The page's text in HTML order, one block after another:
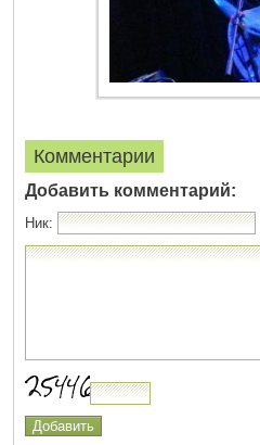
Комментарии
Добавить комментарий:
Ник: